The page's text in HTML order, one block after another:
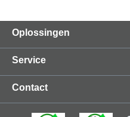
Oplossingen
Service
Contact